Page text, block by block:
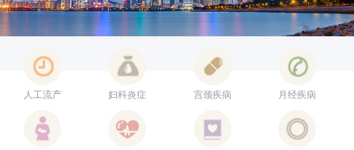
人工流产 妇科炎症 宫颈疾病 月经疾病